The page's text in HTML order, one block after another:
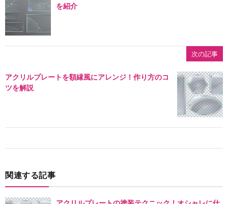
を紹介
次の記事
アクリルプレートを額縁風にアレンジ！作り方のコ
ツを解説
関連する記事